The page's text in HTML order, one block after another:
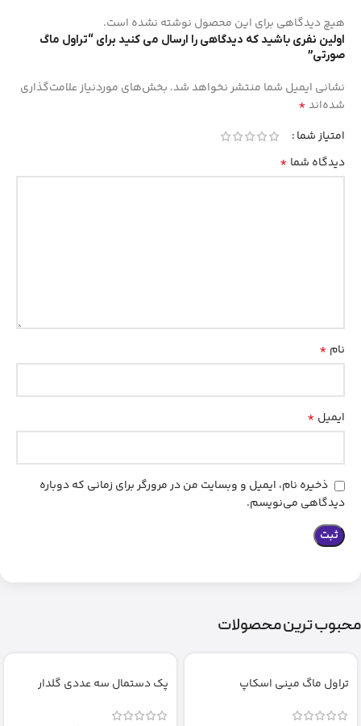
هیچ دیدگاهی برای این محصول نوشته نشده است.
اولین نفری باشید که دیدگاهی را ارسال می کنید برای “تراول ماگ
صورتی”
نشانی ایمیل شما منتشر نخواهد شد. بخش‌های موردنیاز علامت‌گذاری
شده‌اند*
امتیاز شما
دیدگاه شما *
نام *
ایمیل *
ذخیره نام، ایمیل و وبسایت من در مرورگر برای زمانی که دوباره
دیدگاهی می‌نویسم.
محبوب ترین محصولات
تراول ماگ مینی اسکاپ پک دستمال سه عددی گلدار